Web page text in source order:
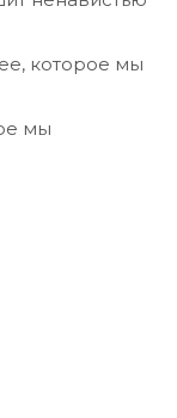
которое мы
мы